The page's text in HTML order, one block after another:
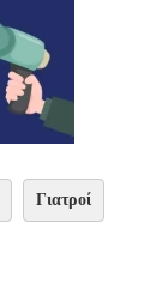
Γιατροί